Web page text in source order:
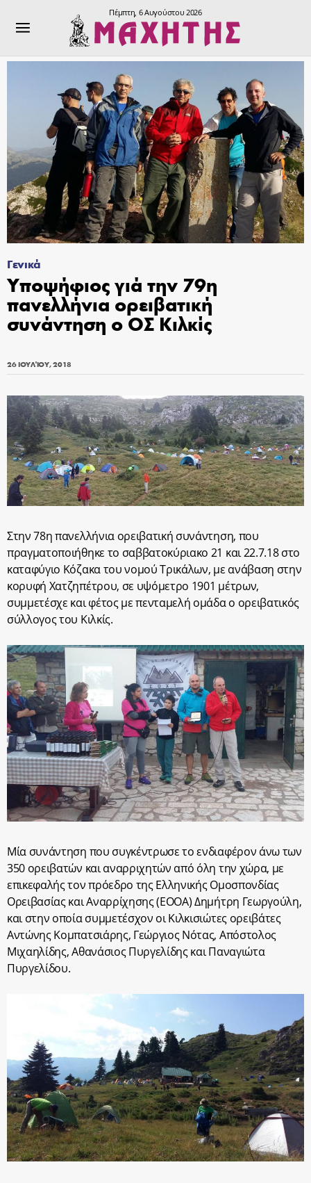
Πέμπτη, 6 Αυγούστου 2026
Γενικά
Υποψήφιος γιά την 79η
πανελλήνια ορειβατική
συνάντηση ο ΟΣ Κιλκίς
26 ΙΟΥΛΊΟΥ, 2018
Στην 78η πανελλήνια ορειβατική συνάντηση, που
πραγματοποιήθηκε το σαββατοκύριακο 21 και 22.7.18 στο
καταφύγιο Κόζακα του νομού Τρικάλων, με ανάβαση στην
κορυφή Χατζηπέτρου, σε υψόμετρο 1901 μέτρων,
συμμετέσχε και φέτος με πενταμελή ομάδα ο ορειβατικός
σύλλογος του Κιλκίς.
Μία συνάντηση που συγκέντρωσε το ενδιαφέρον άνω των
350 ορειβατών και αναρριχητών από όλη την χώρα, με
επικεφαλής τον πρόεδρο της Ελληνικής Ομοσπονδίας
Ορειβασίας και Αναρρίχησης (ΕΟΟΑ) Δημήτρη Γεωργούλη,
και στην οποία συμμετέσχον οι Κιλκισιώτες ορειβάτες
Αντώνης Κομπατσιάρης, Γεώργιος Νότας, Απόστολος
Μιχαηλίδης, Αθανάσιος Πυργελίδης και Παναγιώτα
Πυργελίδου.